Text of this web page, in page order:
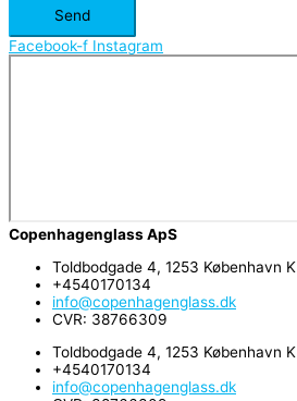
Send
Facebook-f Instagram
Copenhagenglass ApS
Toldbodgade 4, 1253 København K
+4540170134
info@copenhagenglass.dk
CVR: 38766309
Toldbodgade 4, 1253 København K
+4540170134
info@copenhagenglass.dk